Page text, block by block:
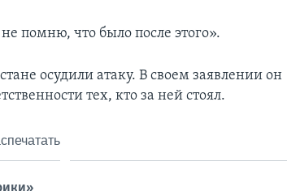
помню, что было после этого».
осудили атаку. В своем заявлении он
тех, кто за ней стоял.